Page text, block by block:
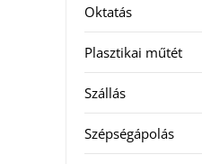
Oktatás
Plasztikai műtét
Szállás
Szépségápolás